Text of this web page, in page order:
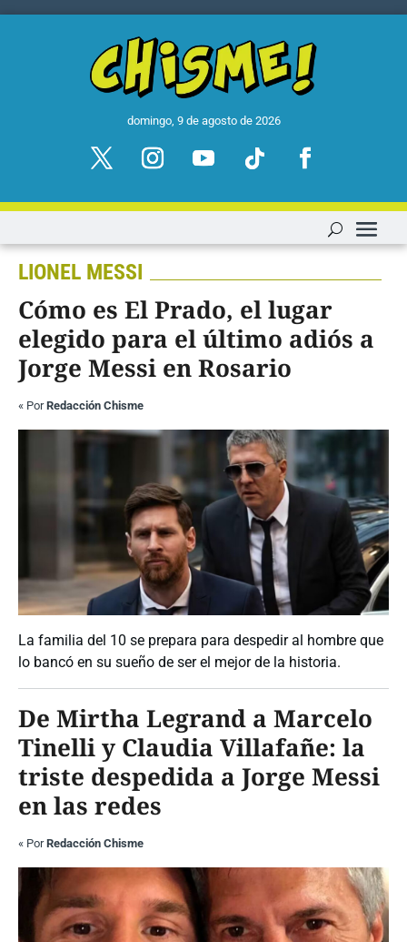
domingo, 9 de agosto de 2026
LIONEL MESSI
Cómo es El Prado, el lugar
elegido para el último adiós a
Jorge Messi en Rosario
« PorRedacción Chisme
La familia del 10 se prepara para despedir al hombre que
lo bancó en su sueño de ser el mejor de la historia.
De Mirtha Legrand a Marcelo
Tinelli y Claudia Villafañe: la
triste despedida a Jorge Messi
en las redes
« PorRedacción Chisme